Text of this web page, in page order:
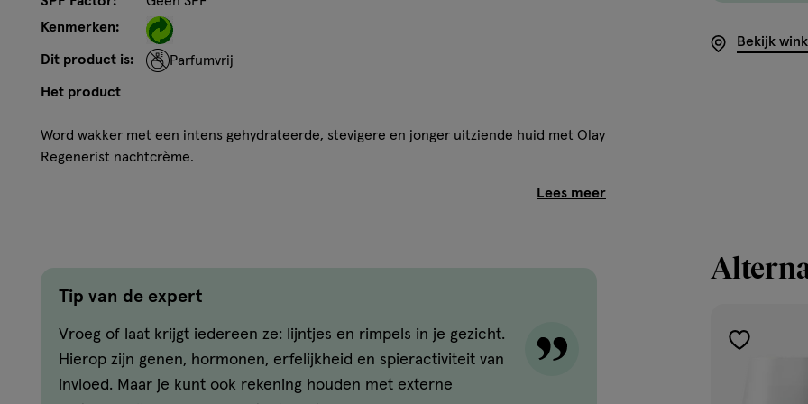
Bekijk
Kenmerken:
Dit product is: Parfumvrij
Het product
Word wakker met een intens gehydrateerde, stevigere en jonger uitziende huid met Olay
Regenerist nachtcrème.
Nachtcrème voor dagelijks gebruik, hydrateert, herstelt zichtbaar en verstevigt de
Dringt tot 10 lagen diep door in het huidoppervlak
Gezichtscrème hydrateert de huid intens, gedurende 24 uur
Hoe werkt het?
De hydraterende en parfumvrije formule van Olay, verrijkt met vitamine B3 (niacinamide)
Tip van de expert
Vroeg of laat krijgt iedereen ze: lijntjes en rimpels in je gezicht.
Hierop zijn genen, hormonen, erfelijkheid en spieractiviteit van
invloed. Maar je kunt ook rekening houden met externe
toevoegen